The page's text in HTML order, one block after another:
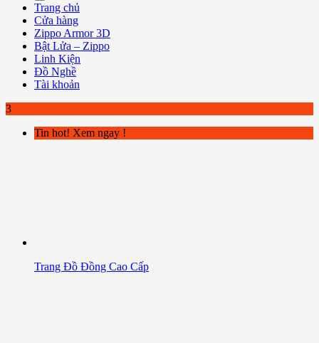
Trang chủ
Cửa hàng
Zippo Armor 3D
Bật Lửa – Zippo
Linh Kiện
Đồ Nghề
Tài khoản
3
Tin hot! Xem ngay !
Trang Đồ Đồng Cao Cấp